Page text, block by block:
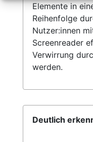
Elemente in
Reihenfolge
Nutzer:innen
Screenreader
Verwirrung
werden.
Deutlich